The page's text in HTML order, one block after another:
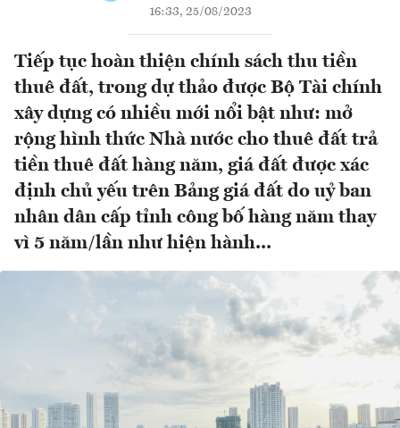
16:33, 25/08/2023
Tiếp tục hoàn thiện chính sách thu tiền
thuê đất, trong dự thảo được Bộ Tài chính
xây dựng có nhiều mới nổi bật như: mở
rộng hình thức Nhà nước cho thuê đất trả
tiền thuê đất hàng năm, giá đất được xác
định chủ yếu trên Bảng giá đất do uỷ ban
nhân dân cấp tỉnh công bố hàng năm thay
vì 5 năm/lần như hiện hành...